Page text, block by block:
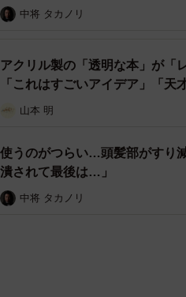
たら1000円くらいまでなら出
りする時あるし、そういう時
ょうどいい…て書きに来たらみ
声が寄せられている。
をうかがってみた。
中将 タカノリ
アクリル製の「透明な本」が「
「これはすごいアイデア」「天才
山本 明
使うのがつらい…頭髪部がすり
潰されて最後は…」
中将 タカノリ